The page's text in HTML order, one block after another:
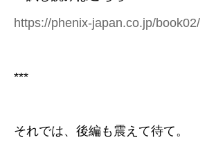
https://phenix-japan.co.jp/book02/
***
それでは、後編も震えて待て。